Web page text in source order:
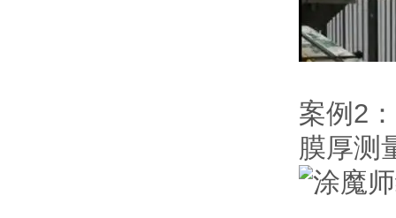
案例2
膜厚测